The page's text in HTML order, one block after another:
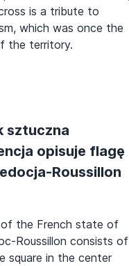
is a tribute to
which was once the
the territory.
sztuczna
opisuje flagę
Roussillon
the French state of
Roussillon consists of
square in the center